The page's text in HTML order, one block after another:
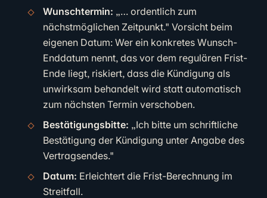
Wunschtermin: „… ordentlich zum
nächstmöglichen Zeitpunkt." Vorsicht beim
eigenen Datum: Wer ein konkretes Wunsch-
Enddatum nennt, das vor dem regulären Frist-
Ende liegt, riskiert, dass die Kündigung als
unwirksam behandelt wird statt automatisch
zum nächsten Termin verschoben.
Bestätigungsbitte: „Ich bitte um schriftliche
Bestätigung der Kündigung unter Angabe des
Vertragsendes."
Datum: Erleichtert die Frist-Berechnung im
Streitfall.